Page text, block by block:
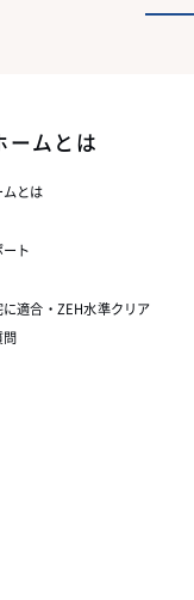
ームとは
とは
ト
適合・ZEH水準クリア
問